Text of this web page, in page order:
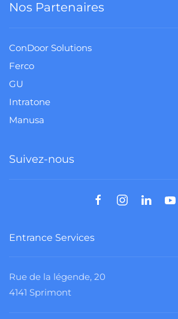
Nos Partenaires
ConDoor Solutions
Ferco
GU
Intratone
Manusa
Suivez-nous
Entrance Services
Rue de la légende, 20
4141 Sprimont